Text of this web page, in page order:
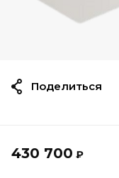
430 700 ₽
Поделиться